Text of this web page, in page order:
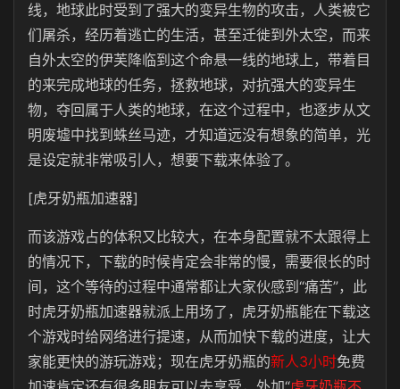
线，地球此时受到了强大的变异生物的攻击，人类被它
们屠杀，经历着逃亡的生活，甚至迁徙到外太空，而来
自外太空的伊芙降临到这个命悬一线的地球上，带着目
的来完成地球的任务，拯救地球，对抗强大的变异生
物，夺回属于人类的地球，在这个过程中，也逐步从文
明废墟中找到蛛丝马迹，才知道远没有想象的简单，光
是设定就非常吸引人，想要下载来体验了。
[虎牙奶瓶加速器]
而该游戏占的体积又比较大，在本身配置就不太跟得上
的情况下，下载的时候肯定会非常的慢，需要很长的时
间，这个等待的过程中通常都让大家伙感到“痛苦”，此
时虎牙奶瓶加速器就派上用场了，虎牙奶瓶能在下载这
个游戏时给网络进行提速，从而加快下载的进度，让大
家能更快的游玩游戏；现在虎牙奶瓶的新人3小时免费